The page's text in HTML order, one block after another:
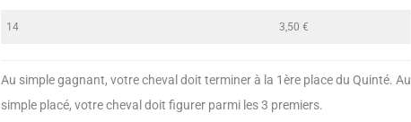
14 3,50 €
Au simple gagnant, votre cheval doit terminer à la 1ère place du Quinté. Au
simple placé, votre cheval doit figurer parmi les 3 premiers.